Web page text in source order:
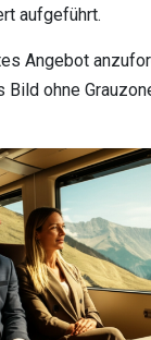
aufgeführt.
Angebot
ohne